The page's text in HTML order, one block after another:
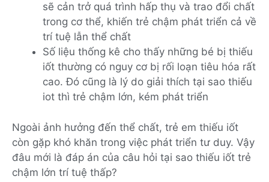
sẽ cản trở quá trình hấp thụ và trao đổi chất
trong cơ thể, khiến trẻ chậm phát triển cả về
trí tuệ lẫn thể chất
Số liệu thống kê cho thấy những bé bị thiếu
iốt thường có nguy cơ bị rối loạn tiêu hóa rất
cao. Đó cũng là lý do giải thích tại sao thiếu
iot thì trẻ chậm lớn, kém phát triển
Ngoài ảnh hưởng đến thể chất, trẻ em thiếu iốt
còn gặp khó khăn trong việc phát triển tư duy. Vậy
đâu mới là đáp án của câu hỏi tại sao thiếu iốt trẻ
chậm lớn trí tuệ thấp?